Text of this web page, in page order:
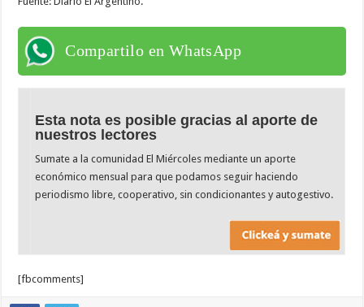
Compartilo en WhatsApp
Esta nota es posible gracias al aporte de
nuestros lectores
Sumate a la comunidad El Miércoles mediante un aporte
económico mensual para que podamos seguir haciendo
periodismo libre, cooperativo, sin condicionantes y autogestivo.
[fbcomments]